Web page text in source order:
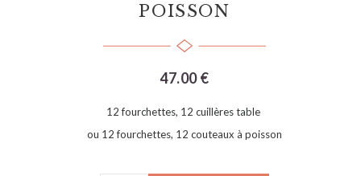
POISSON
47.00 €
12 fourchettes, 12 cuillères table
ou 12 fourchettes, 12 couteaux à poisson